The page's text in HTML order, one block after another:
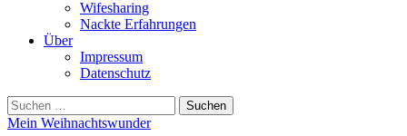
Wifesharing
Nackte Erfahrungen
Über
Impressum
Datenschutz
Suchen
nach:
Mein Weihnachtswunder